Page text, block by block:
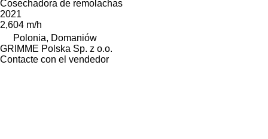
Cosechadora de remolachas
2021
2,604 m/h
Polonia, Domaniów
GRIMME Polska Sp. z o.o.
Contacte con el vendedor